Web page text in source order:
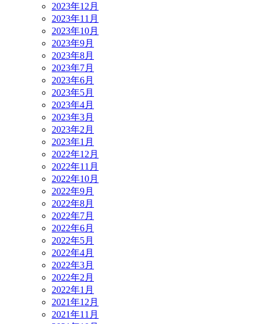
2023年12月
2023年11月
2023年10月
2023年9月
2023年8月
2023年7月
2023年6月
2023年5月
2023年4月
2023年3月
2023年2月
2023年1月
2022年12月
2022年11月
2022年10月
2022年9月
2022年8月
2022年7月
2022年6月
2022年5月
2022年4月
2022年3月
2022年2月
2022年1月
2021年12月
2021年11月